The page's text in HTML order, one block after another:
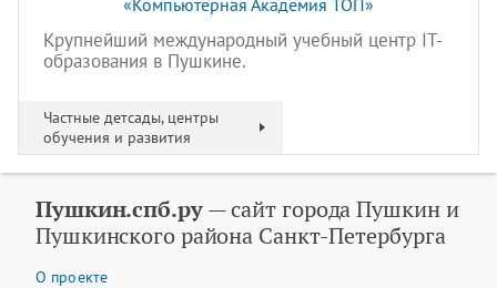
Крупнейший международный учебный центр IT-
образования в Пушкине.
Частные детсады, центры
обучения и развития
Пушкин.спб.ру— сайт города Пушкин и
Пушкинского района Санкт-Петербурга
О проекте